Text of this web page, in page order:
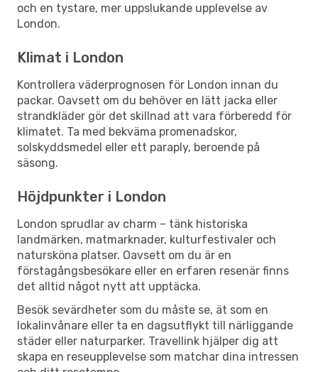
och en tystare, mer uppslukande upplevelse av
London.
Klimat i London
Kontrollera väderprognosen för London innan du
packar. Oavsett om du behöver en lätt jacka eller
strandkläder gör det skillnad att vara förberedd för
klimatet. Ta med bekväma promenadskor,
solskyddsmedel eller ett paraply, beroende på
säsong.
Höjdpunkter i London
London sprudlar av charm – tänk historiska
landmärken, matmarknader, kulturfestivaler och
natursköna platser. Oavsett om du är en
förstagångsbesökare eller en erfaren resenär finns
det alltid något nytt att upptäcka.
Besök sevärdheter som du måste se, ät som en
lokalinvånare eller ta en dagsutflykt till närliggande
städer eller naturparker. Travellink hjälper dig att
skapa en reseupplevelse som matchar dina intressen